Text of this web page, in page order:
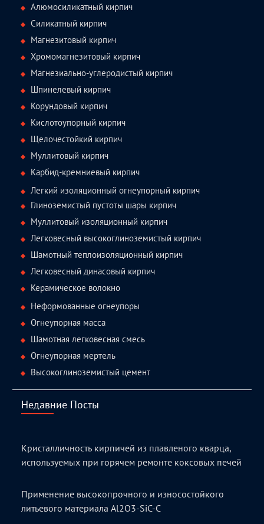
Алюмосиликатный кирпич
Силикатный кирпич
Магнезитовый кирпич
Хромомагнезитовый кирпич
Магнезиально-углеродистый кирпич
Шпинелевый кирпич
Корундовый кирпич
Кислотоупорный кирпич
Щелочестойкий кирпич
Муллитовый кирпич
Карбид-кремниевый кирпич
Легкий изоляционный огнеупорный кирпич
Глиноземистый пустоты шары кирпич
Муллитовый изоляционный кирпич
Легковесный высокоглиноземистый кирпич
Шамотный теплоизоляционный кирпич
Легковесный динасовый кирпич
Керамическое волокно
Неформованные огнеупоры
Огнеупорная масса
Шамотная легковесная смесь
Огнеупорная мертель
Высокоглиноземистый цемент
Недавние Посты
Кристалличность кирпичей из плавленого кварца,
используемых при горячем ремонте коксовых печей
Применение высокопрочного и износостойкого
литьевого материала Al2O3-SiC-C